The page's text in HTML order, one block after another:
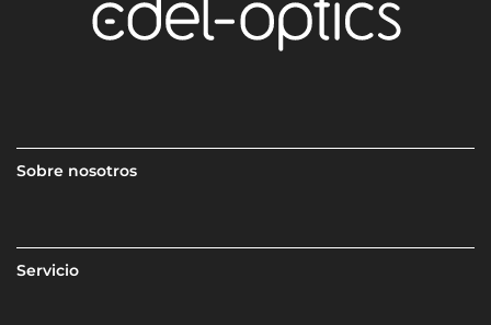
Sobre nosotros
Servicio